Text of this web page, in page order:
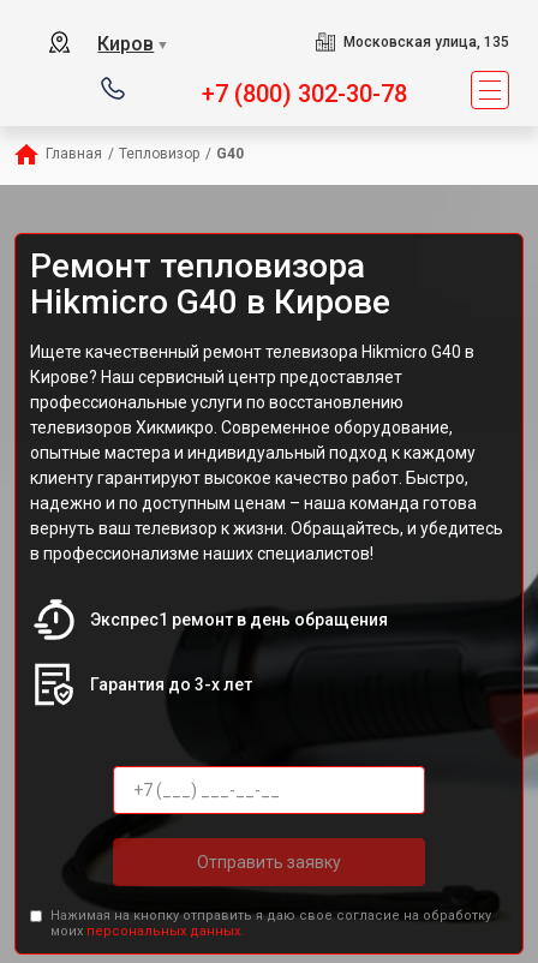
Киров ▼ Московская улица, 135
+7 (800) 302-30-78
Главная / Тепловизор / G40
Ремонт тепловизора
Hikmicro G40 в Кирове
Ищете качественный ремонт телевизора Hikmicro G40 в
Кирове? Наш сервисный центр предоставляет
профессиональные услуги по восстановлению
телевизоров Хикмикро. Современное оборудование,
опытные мастера и индивидуальный подход к каждому
клиенту гарантируют высокое качество работ. Быстро,
надежно и по доступным ценам – наша команда готова
вернуть ваш телевизор к жизни. Обращайтесь, и убедитесь
в профессионализме наших специалистов!
Экспрес1 ремонт в день обращения
Гарантия до 3-х лет
Отправить заявку
Нажимая на кнопку отправить я даю свое согласие на обработку
моих персональных данных.